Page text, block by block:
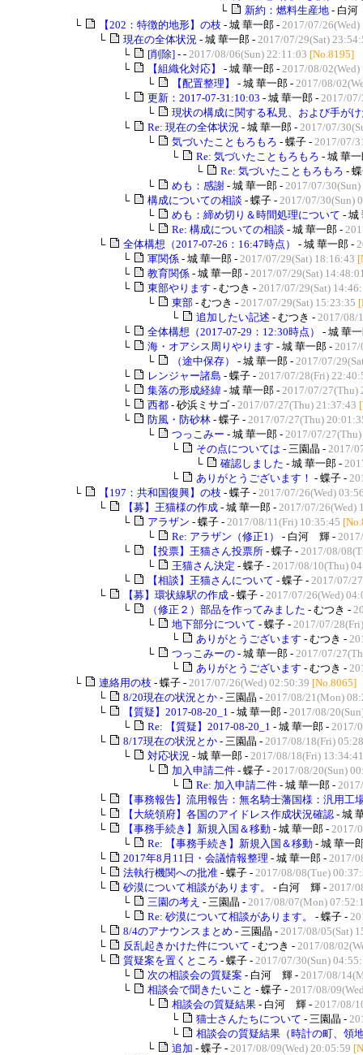
└
新約：燃料生産地 - 白
└
【202：特徴的地形】の枝 - 城 華一郎 - 2017/07/
└
現在の全体状況 - 城 華一郎 - 2017/07/29(Sat)
└
[削除] - - 2017/08/06(Sun) 22:11:03 [No.8195]
└
【組織化対応】 - 城 華一郎 - 2017/08/
└
【配置整理】 - 城 華一郎 - 2017/08/
└
更新：2017-07-31:10:03 - 城 華一郎 - 2017/
└
現状の構成に関する私見、および手が
└
Re: 現在の全体状況 - 城 華一郎 - 2017/07/
└
気づいたこともろもろ - 蝶子 - 2017/07/
└
Re: 気づいたこともろもろ - 城 華
└
Re: 気づいたこともろもろ -
└
めも：感謝 - 城 華一郎 - 2017/07/
└
構成についての相談 - 蝶子 - 2017/07/30(Sun)
└
めも：締め切り＆時間処理について - 城
└
Re: 構成についての相談 - 城 華一郎 -
└
全体構想（2017-07-26：16:47時点） - 城 華一郎 -
└
軍関係 - 城 華一郎 - 2017/07/29(Sat) 18:16:43
└
教育関係 - 城 華一郎 - 2017/07/29(Sat)
└
東部やります - むつき - 2017/07/29(Sat)
└
東部 - むつき - 2017/07/29(Sat) 15:23:35
└
追加したい記述 - むつき - 2017/08/
└
全体構想（2017-07-29：12:30時点）
- 城 華
└
海・オアシス周りやります - 城 華一郎 - 2017/
└
（途中保存） - 城 華一郎 - 2017/07/
└
レンジャー諸島 - 蝶子 - 2017/07/28(Fri)
└
集落の形成経緯 - 城 華一郎 - 2017/07/27(Thu)
└
西都 - 砂浜ミサゴ - 2017/07/27(Thu) 21:37:43
└
防風・防砂林 - 蝶子 - 2017/07/27(Thu)
└
つっこみー - 城 華一郎 - 2017/07/
└
その点については - 三園晶 - 2017/
└
確認しました - 城 華一郎 -
└
ありがとうございます！ - 蝶子 -
└
【197：共和国復興】の枝 - 蝶子 - 2017/07/26(Wed)
└
【募】王猫様の作成 - 城 華一郎 - 2017/07/26(Wed)
└
アラザン - 蝶子 - 2017/08/11(Fri) 10:35:45
└
Re: アラザン（修正1） - 白河 輝 -
└
【投票】王猫さん投票所 - 蝶子 - 2017/08/
└
王猫さん決定 - 蝶子 - 2017/08/10(Thu)
└
【相談】王猫さんについて - 蝶子 - 2017/07/
└
【募】環状線駅の作成 - 蝶子 - 2017/07/26(Wed)
└
（修正２）部品を作ってみました - むつき -
└
地下部分について - 蝶子 - 2017/07/
└
ありがとうございます - むつき -
└
つっこみーの - 城 華一郎 - 2017/07/
└
ありがとうございます - むつき -
└
連絡用の枝 - 蝶子 - 2017/07/26(Wed) 02:50:39 [No.8065]
└
8/20現在の状況とか - 三園晶 - 2017/08/21(Mon)
└
【質疑】2017-08-20_1 - 城 華一郎 - 2017/08/
└
Re: 【質疑】2017-08-20_1 - 城 華一郎 - 2017/
└
8/17現在の状況とか - 三園晶 - 2017/08/18(Fri)
└
対応状況 - 城 華一郎 - 2017/08/18(Fri) 13:34:41
└
加入申請二件 - 蝶子 - 2017/08/20(Sun)
└
Re: 加入申請二件 - 城 華一郎 -
└
【事務報告】流用報告：無名騎士藩国様：汎用工
└
【大統領府】各国のアイドレス作成状況確認 - 城
└
【事務手続き】新規入国＆移動 - 城 華一郎 - 2017/
└
Re: 【事務手続き】新規入国＆移動 - 城 華一
└
2017年8月11日・会議情報整理 - 城 華一郎 - 2017/
└
法執行機関への批准 - 蝶子 - 2017/08/08(Tue)
└
砂漠について相談があります。 - 白河 輝 - 2017/
└
三園の考え - 三園晶 - 2017/08/07(Mon)
└
Re: 砂漠について相談があります。 - 蝶子 -
└
8/4のアナウンスまとめ - 三園晶 - 2017/08/05(Sat)
└
反乱起きかけた件について - むつき - 2017/08/
└
質疑案を置くところ - 蝶子 - 2017/07/30(Sun)
└
次の相談会の質疑案 - 白河 輝 - 2017/08/
└
相談会で聞きたいこと - 蝶子 - 2017/08/
└
相談会の質疑結果 - 白河 輝 - 2017/08/
└
猫士さんたちについて - 三園晶 -
└
相談会の質疑結果（時計の町、領
└
追加 - 蝶子 - 2017/08/09(Wed) 20:05:59